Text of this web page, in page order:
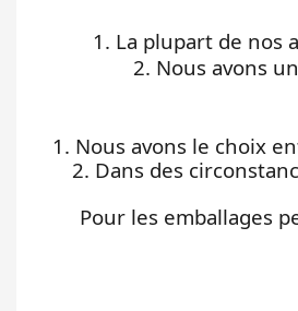
1. La plupart de nos
2. Nous avons
1. Nous avons le choix
2. Dans des
Pour les emballages